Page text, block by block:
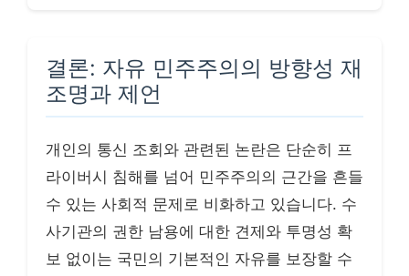
결론: 자유 민주주의의 방향성 재
조명과 제언
개인의 통신 조회와 관련된 논란은 단순히 프
라이버시 침해를 넘어 민주주의의 근간을 흔들
수 있는 사회적 문제로 비화하고 있습니다. 수
사기관의 권한 남용에 대한 견제와 투명성 확
보 없이는 국민의 기본적인 자유를 보장할 수